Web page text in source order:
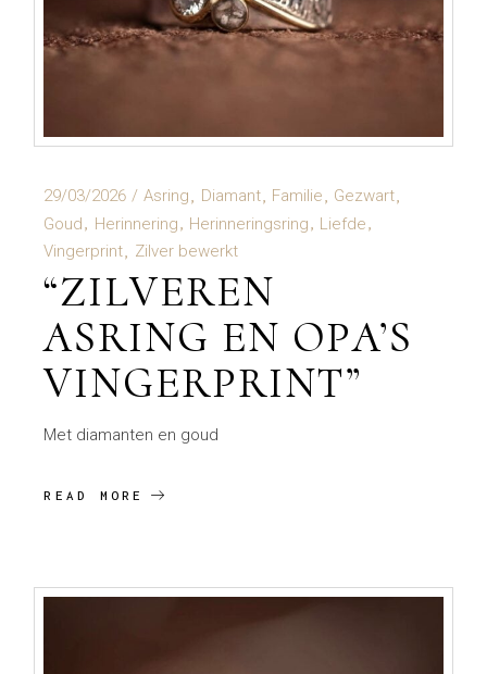
29/03/2026 Asring Diamant Familie
Gezwart
Goud
Herinnering Herinneringsring
Liefde
Vingerprint
Zilver bewerkt
“ZILVEREN
ASRING EN OPA’S
VINGERPRINT”
Met diamanten en goud
READ MORE